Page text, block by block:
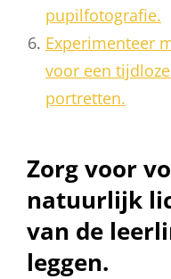
pupilfotografie.
Experimenteer
voor een
portretten.
Zorg voor
natuurlijk
van de
leggen.